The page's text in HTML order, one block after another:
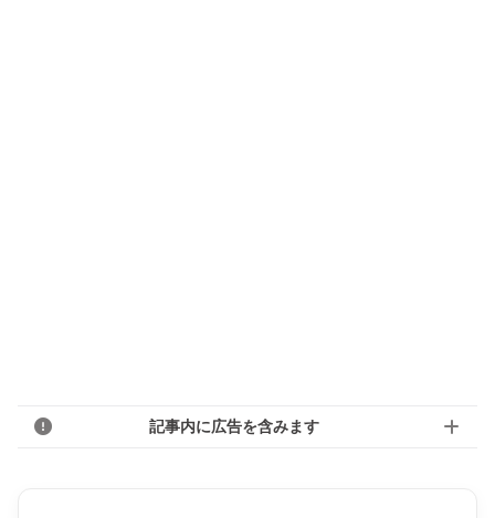
記事内に広告を含みます